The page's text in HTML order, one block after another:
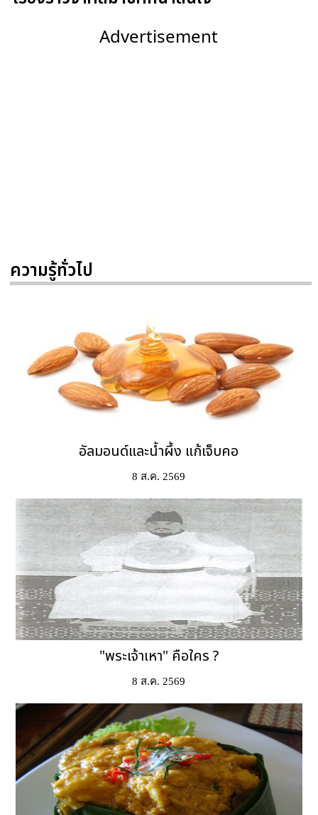
Advertisement
ความรู้ทั่วไป
อัลมอนด์และน้ำผึ้ง แก้เจ็บคอ
8 ส.ค. 2569
"พระเจ้าเหา" คือใคร ?
8 ส.ค. 2569